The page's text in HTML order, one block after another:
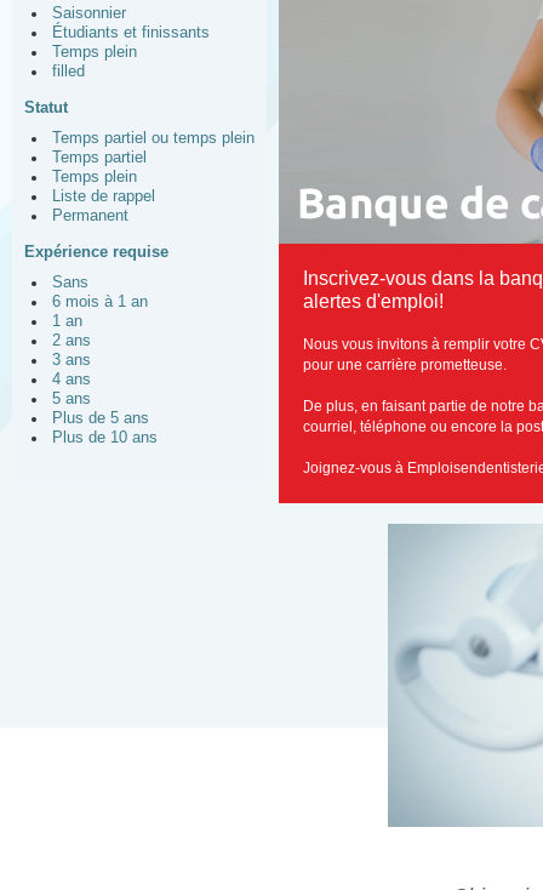
Saisonnier
Étudiants et finissants
Temps plein
filled
Statut
Temps partiel ou temps plein
Temps partiel
Temps plein
Liste de rappel
Permanent
Expérience requise
Sans
6 mois à 1 an
1 an
2 ans
3 ans
4 ans
5 ans
Plus de 5 ans
Plus de 10 ans
Inscrivez-vous dans la
alertes d'emploi!
Nous vous invitons à remplir votre
pour une carrière prometteuse.
De plus, en faisant partie de notre
courriel, téléphone ou encore la
Joignez-vous à